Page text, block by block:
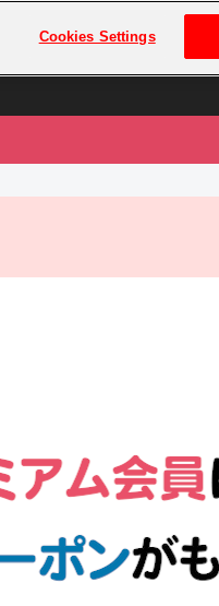
レミアム会員とは
Cookies Settings